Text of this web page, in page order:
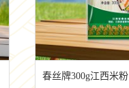
春丝牌300g江西米粉